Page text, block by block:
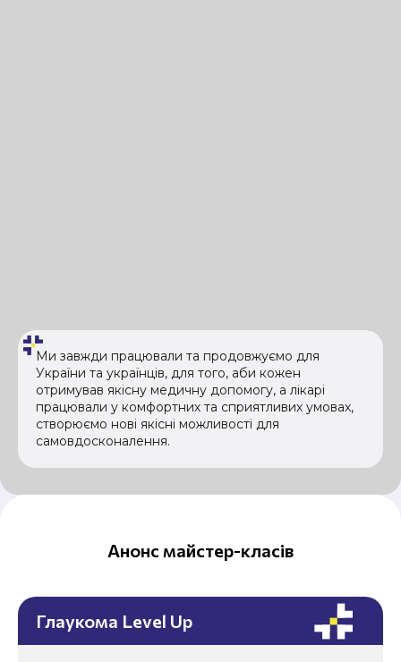
Ми завжди працювали та продовжуємо для
України та українців, для того, аби кожен
отримував якісну медичну допомогу, а лікарі
працювали у комфортних та сприятливих умовах,
створюємо нові якісні можливості для
самовдосконалення.
Анонс майстер-класів
Глаукома Level Up